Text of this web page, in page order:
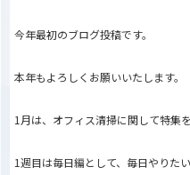
今年最初のブログ投稿です。
本年もよろしくお願いいたします。
1月は、オフィス清掃に関して特集
1週目は毎日編として、毎日やりた